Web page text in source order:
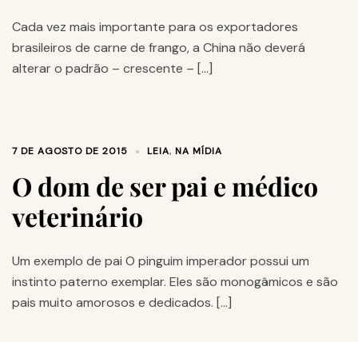
Cada vez mais importante para os exportadores
brasileiros de carne de frango, a China não deverá
alterar o padrão – crescente – […]
7 DE AGOSTO DE 2015 LEIA, NA MÍDIA
O dom de ser pai e médico
veterinário
Um exemplo de pai O pinguim imperador possui um
instinto paterno exemplar. Eles são monogâmicos e são
pais muito amorosos e dedicados. […]